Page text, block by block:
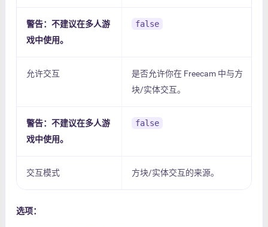
警告：不建议在多人游
戏中使用。
false
允许交互
是否允许你在 Freecam 中与方
块/实体交互。
警告：不建议在多人游
戏中使用。
false
交互模式 方块/实体交互的来源。
选项：